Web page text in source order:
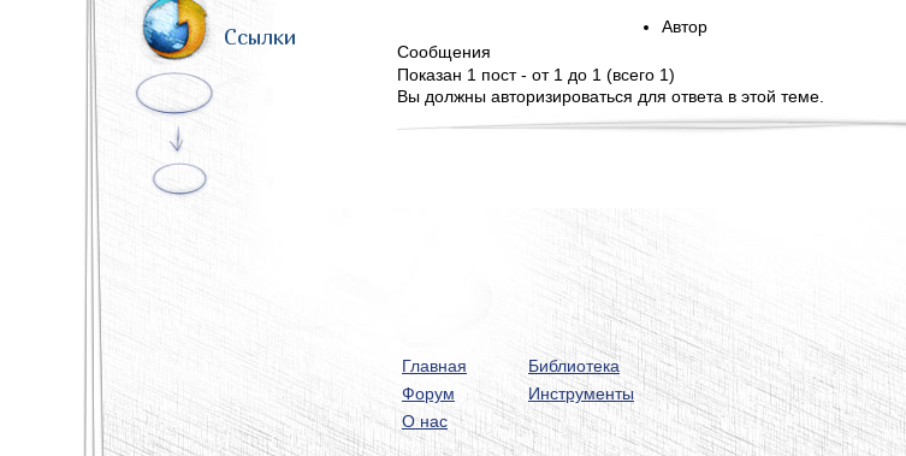
Ссылки
Автор
Сообщения
Показан 1 пост - от 1 до 1 (всего 1)
Вы должны авторизироваться для ответа в этой теме.
Главная
Библиотека
Форум
Инструменты
О нас